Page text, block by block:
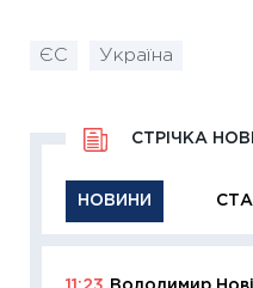
ЄС Україна
НОВИНИ
СТРІЧКА